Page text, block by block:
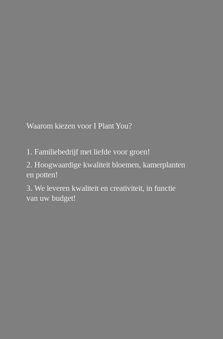
Waarom kiezen voor I Plant You?
1. Familiebedrijf met liefde voor groen!
2. Hoogwaardige kwaliteit bloemen, kamerplanten
en potten!
3. We leveren kwaliteit en creativiteit, in functie
van uw budget!